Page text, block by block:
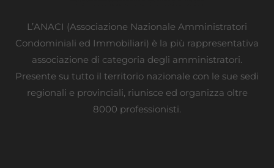
L’ANACI (Associazione Nazionale Amministratori
Condominiali ed Immobiliari) è la più rappresentativa
associazione di categoria degli amministratori.
Presente su tutto il territorio nazionale con le sue sedi
regionali e provinciali, riunisce ed organizza oltre
8000 professionisti.